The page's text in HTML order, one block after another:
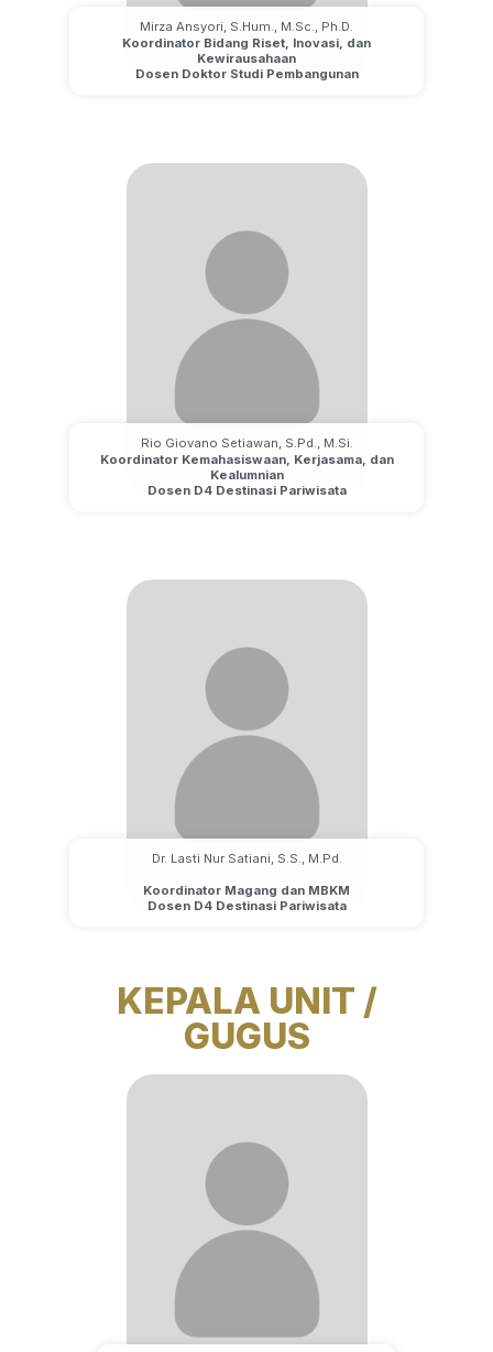
Mirza Ansyori, S.Hum., M.Sc., Ph.D.
Koordinator Bidang Riset, Inovasi, dan
Kewirausahaan
Dosen Doktor Studi Pembangunan
Rio Giovano Setiawan, S.Pd., M.Si.
Koordinator Kemahasiswaan, Kerjasama, dan
Kealumnian
Dosen D4 Destinasi Pariwisata
Dr. Lasti Nur Satiani, S.S., M.Pd.
Koordinator Magang dan MBKM
Dosen D4 Destinasi Pariwisata
KEPALA UNIT /
GUGUS